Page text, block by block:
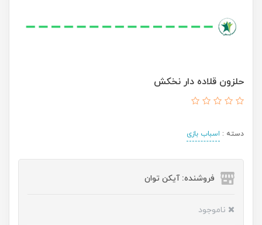
حلزون قلاده دار نخکش
دسته : اسباب بازی
فروشنده: آیکن توان
ناموجود